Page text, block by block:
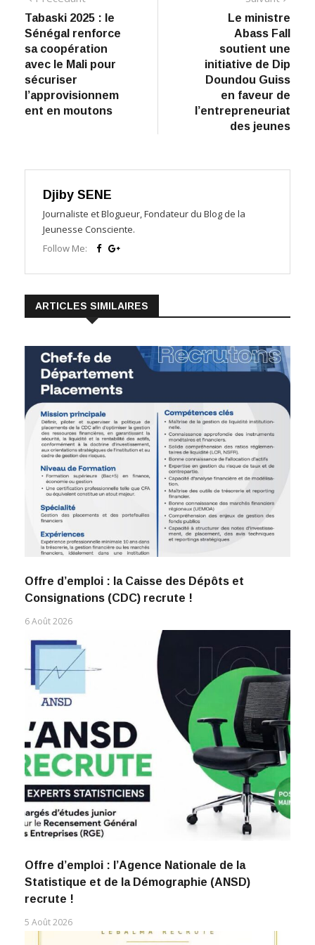
de
l’article
Tabaski 2025 : le
Sénégal renforce
sa coopération
avec le Mali pour
sécuriser
l’approvisionnem
ent en moutons
Le ministre
Abass Fall
soutient une
initiative de Dip
Doundou Guiss
en faveur de
l’entrepreneuriat
des jeunes
Djiby SENE
Journaliste et Blogueur, Fondateur du Blog de la
Jeunesse Consciente.
Follow Me:
ARTICLES SIMILAIRES
Offre d’emploi : la Caisse des Dépôts et
Consignations (CDC) recrute !
6 Août 2026
Offre d’emploi : l’Agence Nationale de la
Statistique et de la Démographie (ANSD)
recrute !
5 Août 2026